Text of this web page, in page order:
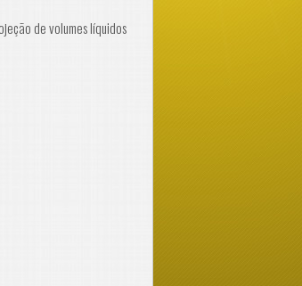
de volumes líquidos